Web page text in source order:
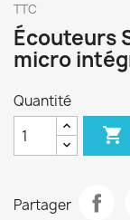
TTC
Écouteurs
micro
Quantité

Partager